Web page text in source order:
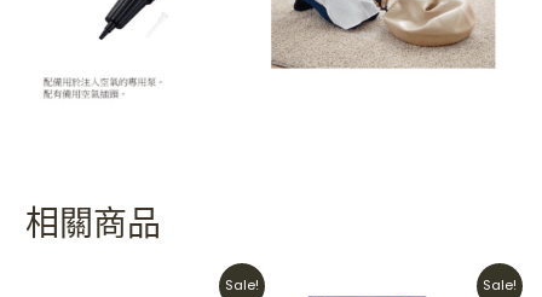
相關商品
Sale!
Current
Sale!
Current